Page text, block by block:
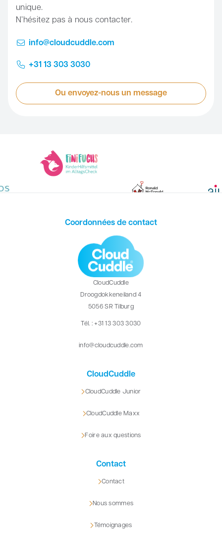
unique.
N’hésitez pas à nous contacter.
info@cloudcuddle.com
+31 13 303 3030
Ou envoyez-nous un message
Coordonnées de contact
CloudCuddle
Droogdokkeneiland 4
5056 SR Tilburg
Tél. : +31 13 303 3030
info@cloudcuddle.com
CloudCuddle
CloudCuddle Junior
CloudCuddle Maxx
Foire aux questions
Contact
Contact
Nous sommes
Témoignages